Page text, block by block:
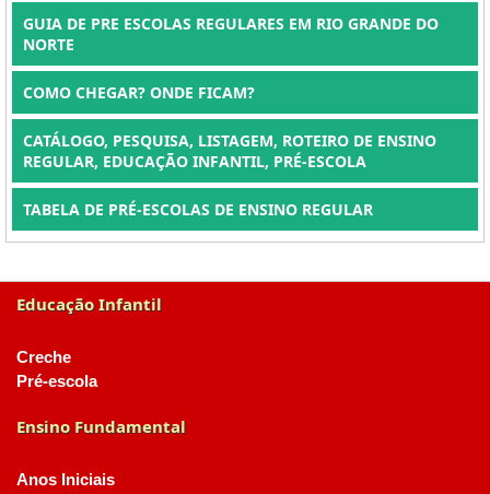
GUIA DE PRE ESCOLAS REGULARES EM RIO GRANDE DO
NORTE
COMO CHEGAR? ONDE FICAM?
CATÁLOGO, PESQUISA, LISTAGEM, ROTEIRO DE ENSINO
REGULAR, EDUCAÇÃO INFANTIL, PRÉ-ESCOLA
TABELA DE PRÉ-ESCOLAS DE ENSINO REGULAR
Educação Infantil
Creche
Pré-escola
Ensino Fundamental
Anos Iniciais